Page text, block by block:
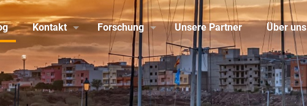
Kontakt Forschung Unsere Partner Über uns